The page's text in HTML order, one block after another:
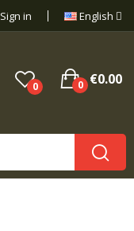
Sign in English
0 €0.00
0